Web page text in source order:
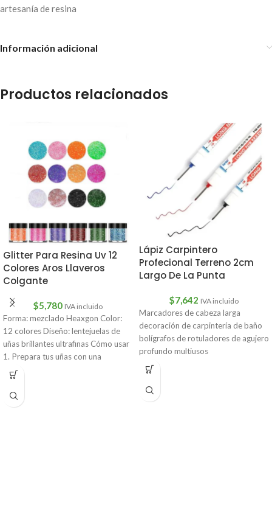
artesanía de resina
Información adicional
Productos relacionados
Glitter Para Resina Uv 12
Colores Aros Llaveros
Colgante
$5,780 IVA incluido
Forma: mezclado Heaxgon Color:
12 colores Diseño: lentejuelas de
uñas brillantes ultrafinas Cómo usar
1. Prepara tus uñas con una
Lápiz Carpintero
Profecional Terreno 2cm
Largo De La Punta
$7,642 IVA incluido
Marcadores de cabeza larga
decoración de carpintería de baño
bolígrafos de rotuladores de agujero
profundo multiusos
Descripción:Características:
3unColor:1 un negro1